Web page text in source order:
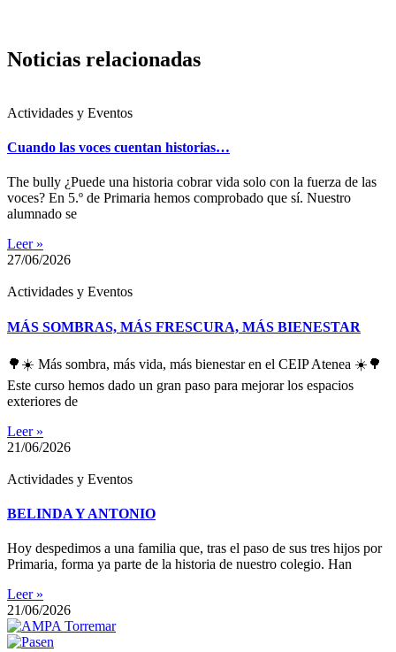
Noticias relacionadas
Actividades y Eventos
Cuando las voces cuentan historias…
The bully ¿Puede una historia cobrar vida solo con la fuerza de las
voces? En 5.º de Primaria hemos comprobado que sí. Nuestro
alumnado se
Leer »
27/06/2026
Actividades y Eventos
MÁS SOMBRAS, MÁS FRESCURA, MÁS BIENESTAR
🌳☀️ Más sombra, más vida, más bienestar en el CEIP Atenea ☀️🌳
Este curso hemos dado un gran paso para mejorar los espacios
exteriores de
Leer »
21/06/2026
Actividades y Eventos
BELINDA Y ANTONIO
Hoy despedimos a una familia que, tras el paso de sus tres hijos por
Primaria, forma ya parte de la historia de nuestro colegio. Han
Leer »
21/06/2026